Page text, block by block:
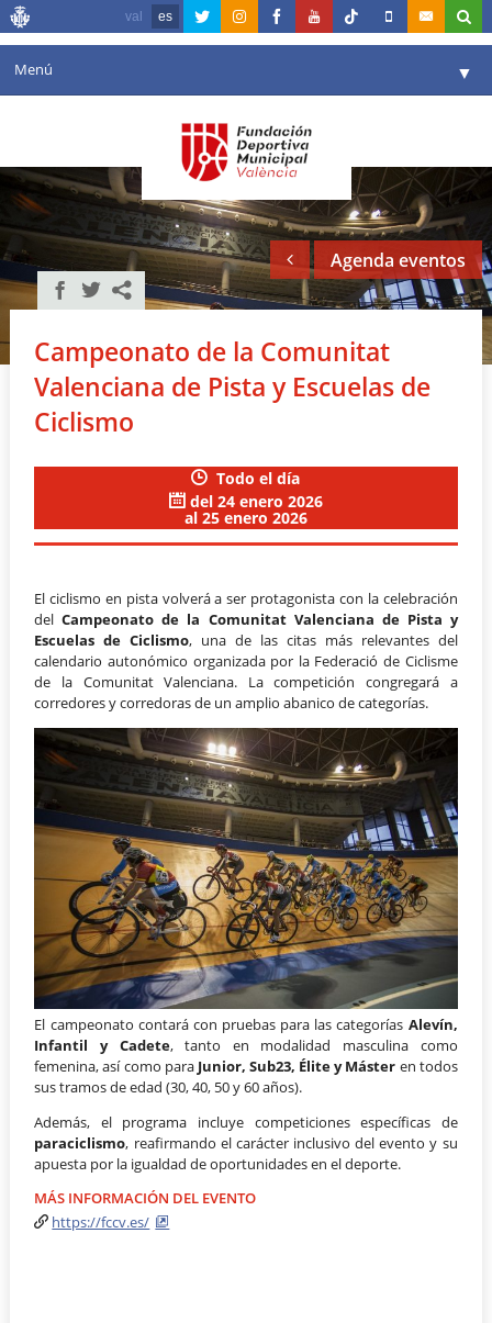
val es
Menú ▼
Agenda
Instalaciones ▼
Comunicación ▼
Valencia en deporte
Portal de Transparencia
Reservas
Agenda eventos
Campeonato de la Comunitat
Valenciana de Pista y Escuelas de
Ciclismo
Todo el día
del 24 enero 2026
al 25 enero 2026
El ciclismo en pista volverá a ser protagonista con la celebración
delCampeonato de la Comunitat Valenciana de Pista y
Escuelas de Ciclismo, una de las citas más relevantes del
calendario autonómico organizada por la Federació de Ciclisme
de la Comunitat Valenciana. La competición congregará a
corredores y corredoras de un amplio abanico de categorías.
El campeonato contará con pruebas para las categorías Alevín,
Infantil y Cadete, tanto en modalidad masculina como
femenina, así como para Junior, Sub23, Élite y Máster en todos
sus tramos de edad (30, 40, 50 y 60 años).
Además, el programa incluye competiciones específicas de
paraciclismo, reafirmando el carácter inclusivo del evento y su
apuesta por la igualdad de oportunidades en el deporte.
MÁS INFORMACIÓN DEL EVENTO
https://fccv.es/